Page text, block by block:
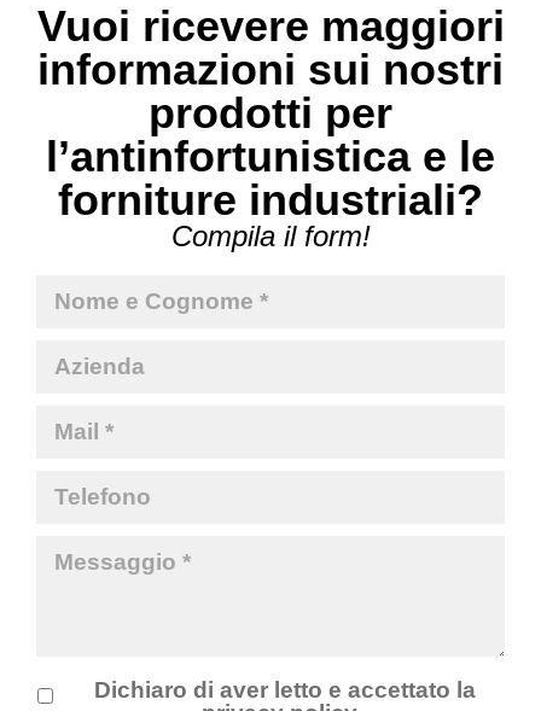
Vuoi ricevere maggiori
informazioni sui nostri
prodotti per
l’antinfortunistica e le
forniture industriali?
Compila il form!
Dichiaro di aver letto e accettato la